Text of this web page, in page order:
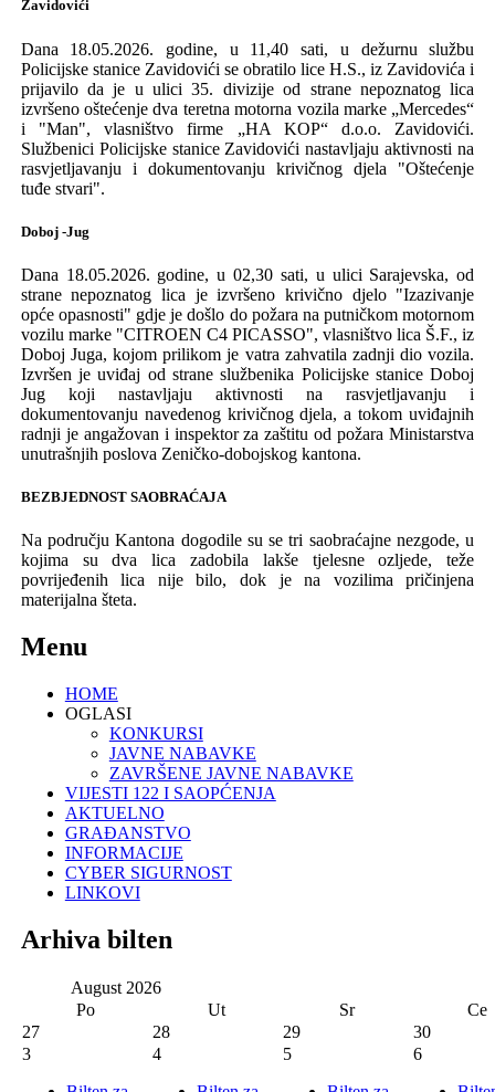
Zavidovići
Dana 18.05.2026. godine, u 11,40 sati, u dežurnu službu
Policijske stanice Zavidovići se obratilo lice H.S., iz Zavidovića i
prijavilo da je u ulici 35. divizijeod stranenepoznatog lica
izvršenooštećenjedva teretna motorna vozila marke „Mercedes“
i "Man",vlasništvo firme „HA KOP“d.o.o. Zavidovići.
Službenici Policijske stanice Zavidovićinastavljaju aktivnosti na
rasvjetljavanju i dokumentovanju krivičnog djela "Oštećenje
tuđe stvari".
Doboj -Jug
Dana 18.05.2026. godine,u02,30 sati, u ulici Sarajevska,od
stranenepoznatog lica jeizvršeno krivično djelo "Izazivanje
opće opasnosti" gdje je došlo do požara na putničkom motornom
vozilu marke "CITROEN C4 PICASSO", vlasništvo lica Š.F., iz
Doboj Juga, kojom prilikomje vatra zahvatila zadnji dio vozila.
Izvršen je uviđaj od strane službenika Policijske stanice Doboj
Jug koji nastavljaju aktivnosti na rasvjetljavanju i
dokumentovanju navedenog krivičnog djela, a tokom uviđajnih
radnji je angažovan i inspektor zazaštitu od požara Ministarstva
unutrašnjih poslova Zeničko-dobojskog kantona.
BEZBJEDNOST SAOBRAĆAJA
Na području Kantona dogodile su se tri saobraćajne nezgode, u
kojima su dva lica zadobila lakše tjelesne ozljede, teže
povrijeđenih lica nije bilo, dok je na vozilima pričinjena
materijalna šteta.
Menu
HOME
OGLASI
KONKURSI
JAVNE NABAVKE
ZAVRŠENE JAVNE NABAVKE
VIJESTI 122 I SAOPĆENJA
AKTUELNO
GRAĐANSTVO
INFORMACIJE
CYBER SIGURNOST
LINKOVI
Arhiva bilten
August 2026
Po
Ut Sr
Ce
27
28 29
30
3
4
5
6